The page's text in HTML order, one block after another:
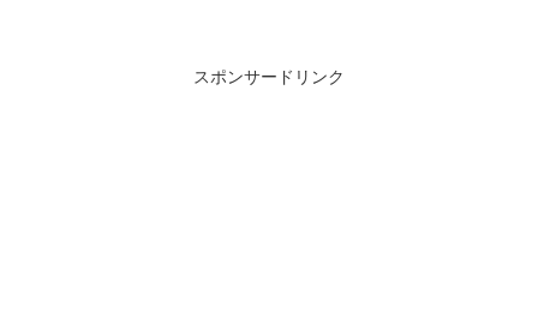
スポンサードリンク